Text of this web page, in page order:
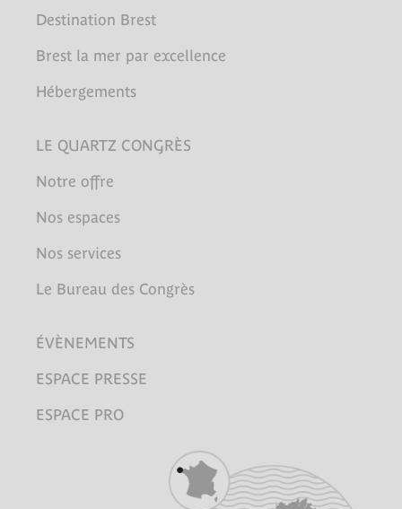
Destination Brest
Brest la mer par excellence
Hébergements
LE QUARTZ CONGRÈS
Notre offre
Nos espaces
Nos services
Le Bureau des Congrès
ÉVÈNEMENTS
ESPACE PRESSE
ESPACE PRO